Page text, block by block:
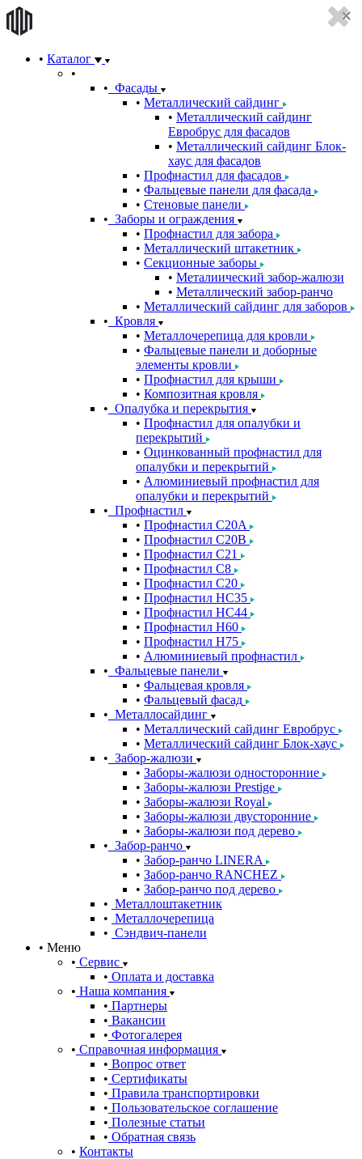
Каталог
Фасады
Металлический сайдинг
Металлический сайдинг
Евробрус для фасадов
Металлический сайдинг Блок-
хаус для фасадов
Профнастил для фасадов
Фальцевые панели для фасада
Стеновые панели
Заборы и ограждения
Профнастил для забора
Металлический штакетник
Секционные заборы
Металиический забор-жалюзи
Металлический забор-ранчо
Металлический сайдинг для заборов
Кровля
Металлочерепица для кровли
Фальцевые панели и доборные
элементы кровли
Профнастил для крыши
Композитная кровля
Опалубка и перекрытия
Профнастил для опалубки и
перекрытий
Оцинкованный профнастил для
опалубки и перекрытий
Алюминиевый профнастил для
опалубки и перекрытий
Профнастил
Профнастил С20A
Профнастил С20B
Профнастил С21
Профнастил С8
Профнастил С20
Профнастил НС35
Профнастил НС44
Профнастил Н60
Профнастил Н75
Алюминиевый профнастил
Фальцевые панели
Фальцевая кровля
Фальцевый фасад
Металлосайдинг
Металлический сайдинг Евробрус
Металлический сайдинг Блок-хаус
Забор-жалюзи
Заборы-жалюзи односторонние
Заборы-жалюзи Prestige
Заборы-жалюзи Royal
Заборы-жалюзи двусторонние
Заборы-жалюзи под дерево
Забор-ранчо
Забор-ранчо LINERA
Забор-ранчо RANCHEZ
Забор-ранчо под дерево
Металлоштакетник
Металлочерепица
Сэндвич-панели
Меню
Сервис
Оплата и доставка
Наша компания
Партнеры
Вакансии
Фотогалерея
Справочная информация
Вопрос ответ
Сертификаты
Правила транспортировки
Пользовательское соглашение
Полезные статьи
Обратная связь
Контакты